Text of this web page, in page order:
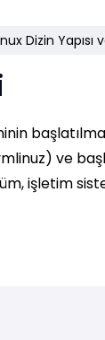
Dizin Yapısı
ve
işletim